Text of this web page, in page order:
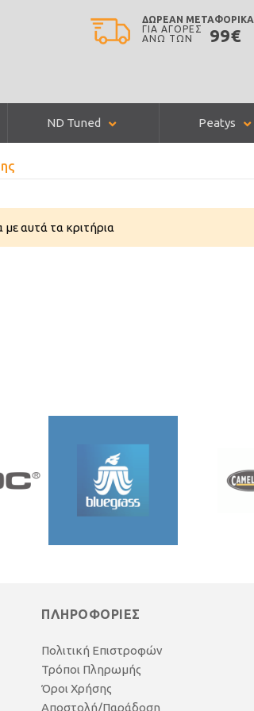
ΔΩΡΕΑΝ ΜΕΤΑΦΟΡΙΚΑ
ΓΙΑ ΑΓΟΡΕΣ
ΑΝΩ ΤΩΝ
99€
ND Tuned Peatys
αυτά τα κριτήρια
ΠΛΗΡΟΦΟΡΙΕΣ
Πολιτική Επιστροφών
Τρόποι Πληρωμής
Όροι Χρήσης
Αποστολή/Παράδοση